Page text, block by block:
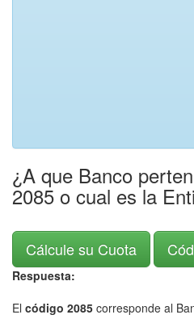
¿A que Banco
2085 o cual es la
Cálcule su Cuota
Respuesta:
El código 2085 corresponde al